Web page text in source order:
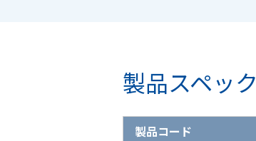
製品スペック
製品コード